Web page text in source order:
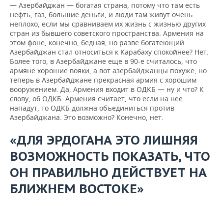
— Азербайджан — богатая страна, потому что там есть
нефть, газ, большие деньги, и люди там живут очень
неплохо, если мы сравниваем их жизнь с жизнью других
стран из бывшего советского пространства. Армения на
этом фоне, конечно, бедная, но разве богатеющий
Азербайджан стал относиться к Карабаху спокойнее? Нет.
Более того, в Азербайджане еще в 90-е считалось, что
армяне хорошие вояки, а вот азербайджанцы похуже, но
теперь в Азербайджане прекрасная армия с хорошим
вооружением. Да, Армения входит в ОДКБ — ну и что? К
слову, об ОДКБ. Армения считает, что если на нее
нападут, то ОДКБ должна объединиться против
Азербайджана. Это возможно? Конечно, нет.
«ДЛЯ ЭРДОГАНА ЭТО ЛИШНЯЯ
ВОЗМОЖНОСТЬ ПОКАЗАТЬ, ЧТО
ОН ПРАВИЛЬНО ДЕЙСТВУЕТ НА
БЛИЖНЕМ ВОСТОКЕ»